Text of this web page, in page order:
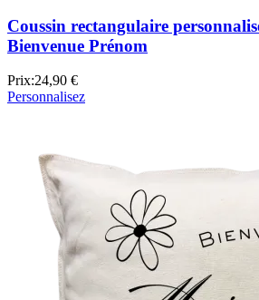
Coussin rectangulaire
Bienvenue Prénom
Prix:24,90 €
Personnalisez